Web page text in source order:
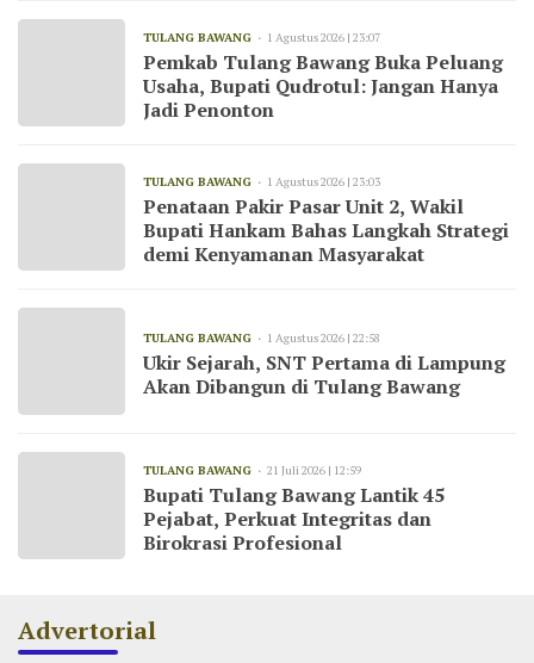
TULANG BAWANG 1 Agustus 2026 | 23:07
Pemkab Tulang Bawang Buka Peluang
Usaha, Bupati Qudrotul: Jangan Hanya
Jadi Penonton
TULANG BAWANG 1 Agustus 2026 | 23:03
Penataan Pakir Pasar Unit 2, Wakil
Bupati Hankam Bahas Langkah Strategi
demi Kenyamanan Masyarakat
TULANG BAWANG 1 Agustus 2026 | 22:58
Ukir Sejarah, SNT Pertama di Lampung
Akan Dibangun di Tulang Bawang
TULANG BAWANG 21 Juli 2026 | 12:59
Bupati Tulang Bawang Lantik 45
Pejabat, Perkuat Integritas dan
Birokrasi Profesional
Advertorial